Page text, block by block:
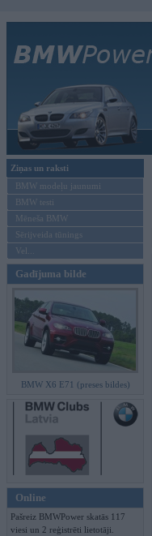
Ziņas un raksti
BMW modeļu jaunumi
BMW testi
Mēneša BMW
Sērijveida tūnings
Vel...
Gadījuma bilde
BMW X6 E71 (preses bildes)
Online
Pašreiz BMWPower skatās 117
viesi un 2 reģistrēti lietotāji.